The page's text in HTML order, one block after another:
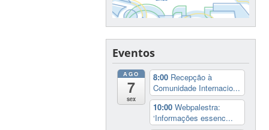
Eventos
AGO
7
sex
8:00 Recepção à
Comunidade Internacio...
10:00Webpalestra:
‘Informações essenc...